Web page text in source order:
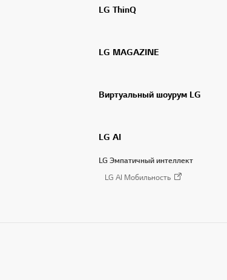
LG ThinQ
LG MAGAZINE
Виртуальный шоурум LG
LG AI
LG Эмпатичный интеллект
LG AI Мобильность